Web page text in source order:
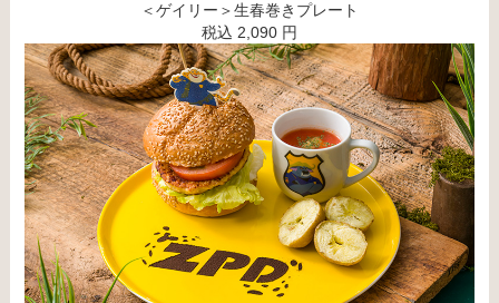
＜ゲイリー＞生春巻きプレート
税込 2,090 円